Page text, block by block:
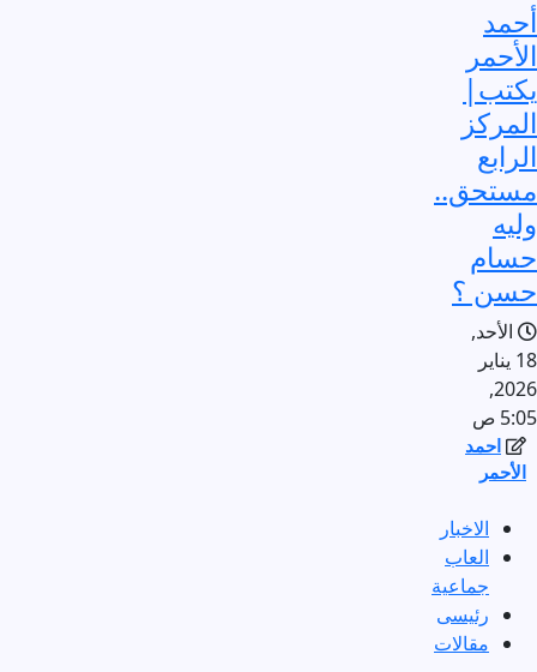
أحمد
الأحمر
يكتب|
المركز
الرابع
مستحق..
وليه
حسام
حسن ؟
الأحد,
18 يناير
2026,
5:05 ص
احمد
الأحمر
الاخبار
العاب
جماعية
رئيسى
مقالات